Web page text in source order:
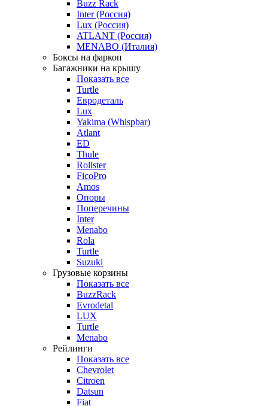
Buzz Rack
Inter (Россия)
Lux (Россия)
ATLANT (Россия)
MENABO (Италия)
Боксы на фаркоп
Багажники на крышу
Показать все
Turtle
Евродеталь
Lux
Yakima (Whispbar)
Atlant
ED
Thule
Rollster
FicoPro
Amos
Опоры
Поперечины
Inter
Menabo
Rola
Turtle
Suzuki
Грузовые корзины
Показать все
BuzzRack
Evrodetal
LUX
Turtle
Menabo
Рейлинги
Показать все
Chevrolet
Citroen
Datsun
Fiat